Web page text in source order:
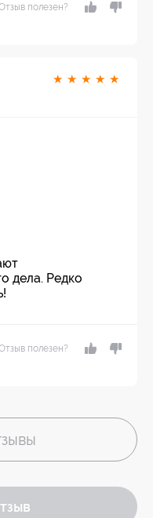
полезен?
★ ★ ★ ★ ★
дела. Редко
полезен?